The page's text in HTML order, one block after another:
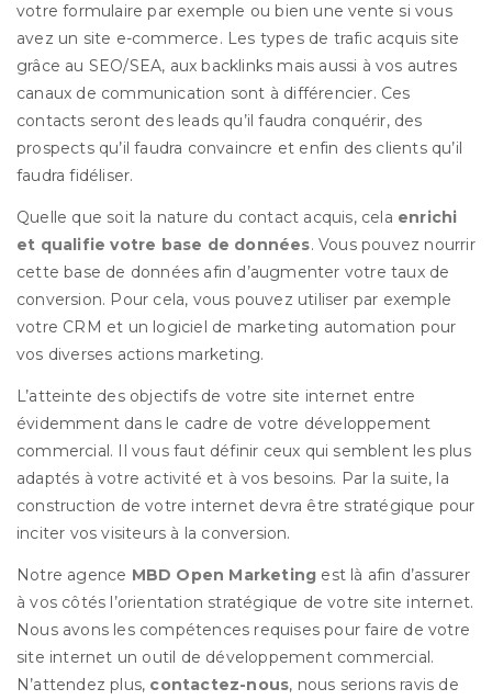
votre formulaire par exemple ou bien une vente si vous
avez un site e-commerce. Les types de trafic acquis site
grâce au SEO/SEA, aux backlinks mais aussi à vos autres
canaux de communication sont à différencier. Ces
contacts seront des leads qu’il faudra conquérir, des
prospects qu’il faudra convaincre et enfin des clients qu’il
faudra fidéliser.
Quelle que soit la nature du contact acquis, cela enrichi
et qualifie votre base de données. Vous pouvez nourrir
cette base de données afin d’augmenter votre taux de
conversion. Pour cela, vous pouvez utiliser par exemple
votre CRM et un logiciel de marketing automation pour
vos diverses actions marketing.
L’atteinte des objectifs de votre site internet entre
évidemment dans le cadre de votre développement
commercial. Il vous faut définir ceux qui semblent les plus
adaptés à votre activité et à vos besoins. Par la suite, la
construction de votre internet devra être stratégique pour
inciter vos visiteurs à la conversion.
Notre agence MBD Open Marketing est là afin d’assurer
à vos côtés l’orientation stratégique de votre site internet.
Nous avons les compétences requises pour faire de votre
site internet un outil de développement commercial.
N’attendez plus, contactez-nous, nous serions ravis de